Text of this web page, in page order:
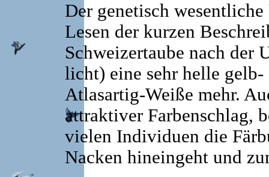
Der genetisch
Lesen der kurzen
Schweizertaube nach der
licht) eine sehr helle
Atlasartig-Weiße mehr.
attraktiver Farbenschlag,
vielen Individuen die
Nacken hineingeht und